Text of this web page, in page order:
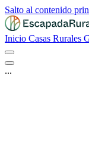
Salto al contenido
Inicio Casas Rurales
...